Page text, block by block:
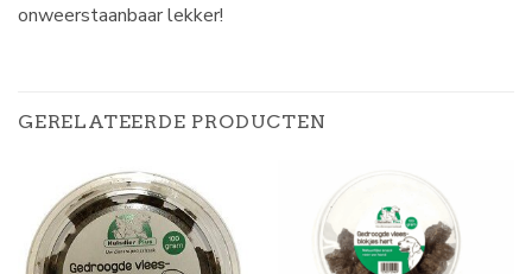
onweerstaanbaar lekker!
GERELATEERDE PRODUCTEN